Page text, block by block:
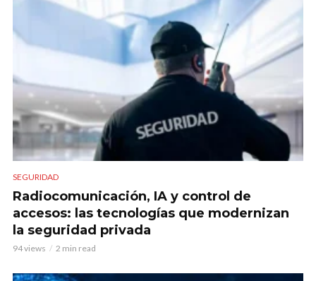
SEGURIDAD
Radiocomunicación, IA y control de
accesos: las tecnologías que modernizan
la seguridad privada
94 views 2 min read